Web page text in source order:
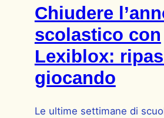
Chiudere
scolastico con
Lexiblox:
giocando
Le ultime settimane di